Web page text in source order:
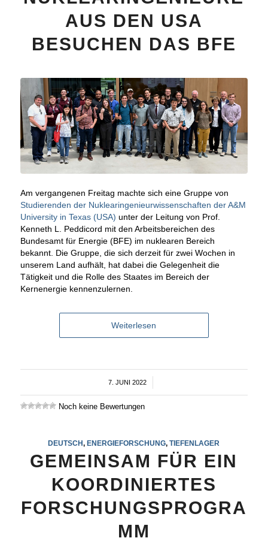
AUS DEN USA
BESUCHEN DAS BFE
Am vergangenen Freitag machte sich eine Gruppe von
Studierenden der Nuklearingenieurwissenschaften der A&M
University in Texas (USA) unter der Leitung von Prof.
Kenneth L. Peddicord mit den Arbeitsbereichen des
Bundesamt für Energie (BFE) im nuklearen Bereich
bekannt. Die Gruppe, die sich derzeit für zwei Wochen in
unserem Land aufhält, hat dabei die Gelegenheit die
Tätigkeit und die Rolle des Staates im Bereich der
Kernenergie kennenzulernen.
Weiterlesen
7. JUNI 2022
/
Noch keine Bewertungen
DEUTSCH, ENERGIEFORSCHUNG,TIEFENLAGER
GEMEINSAM FÜR EIN
KOORDINIERTES
FORSCHUNGSPROGRA
MM